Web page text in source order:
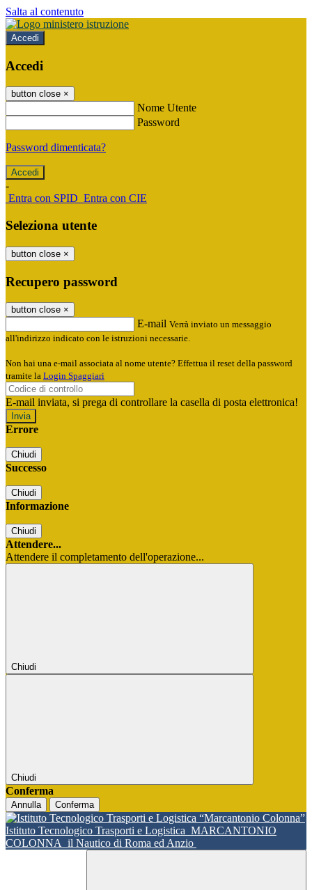
Salta al contenuto
Accedi
Accedi
button close ×
Nome Utente
Password
Password dimenticata?
-
Entra con SPID Entra con CIE
Seleziona utente
button close ×
Recupero password
button close ×
E-mail Verrà inviato un messaggio
all'indirizzo indicato con le istruzioni necessarie.
Non hai una e-mail associata al nome utente? Effettua il reset della password
tramite la Login Spaggiari
E-mail inviata, si prega di controllare la casella di posta elettronica!
Errore
Chiudi
Successo
Chiudi
Informazione
Chiudi
Attendere...
Attendere il completamento dell'operazione...
Chiudi
Chiudi
Conferma
Annulla Conferma
Istituto Tecnologico Trasporti e Logistica MARCANTONIO
COLONNA il Nautico di Roma ed Anzio